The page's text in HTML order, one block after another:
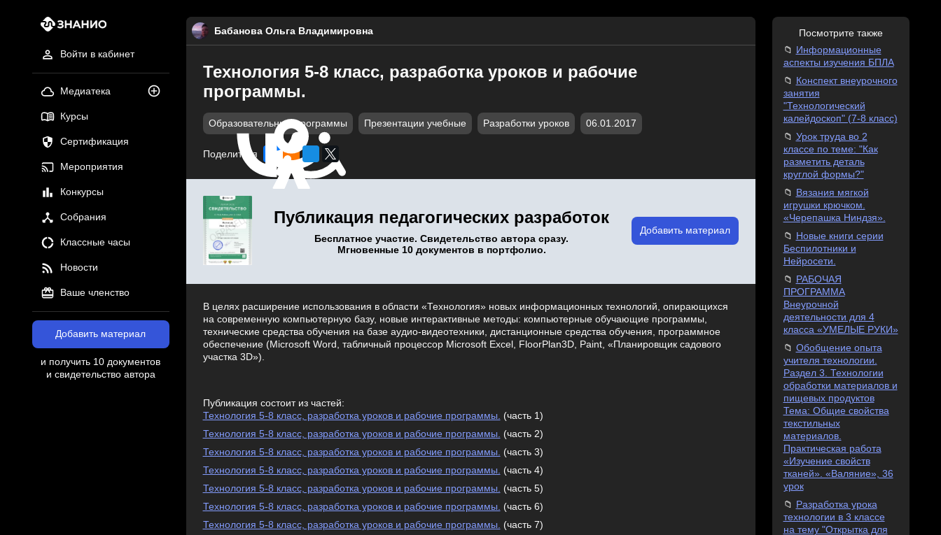
Войти в кабинет
Медиатека
Курсы
Сертификация
Мероприятия
Конкурсы
Собрания
Классные часы
Новости
Ваше членство
Добавить материал
и получить 10 документов
и свидетельство автора
Бабанова Ольга Владимировна
Технология 5-8 класс, разработка уроков и рабочие
программы.
Образовательные программы Презентации учебные Разработки уроков 06.01.2017
Поделиться
Публикация педагогических разработок
Бесплатное участие. Свидетельство автора сразу.
Мгновенные 10 документов в портфолио.
Добавить материал
В целях расширение использования в области «Технология» новых информационных технологий, опирающихся
на современную компьютерную базу, новые интерактивные методы: компьютерные обучающие программы,
технические средства обучения на базе аудио-видеотехники, дистанционные средства обучения, программное
обеспечение (Microsoft Word, табличный процессор Microsoft Excel, FloorPlan3D, Paint, «Планировщик садового
участка 3D»).
Публикация состоит из частей:
Технология 5-8 класс, разработка уроков и рабочие программы. (часть 1)
Технология 5-8 класс, разработка уроков и рабочие программы. (часть 2)
Технология 5-8 класс, разработка уроков и рабочие программы. (часть 3)
Технология 5-8 класс, разработка уроков и рабочие программы. (часть 4)
Технология 5-8 класс, разработка уроков и рабочие программы. (часть 5)
Технология 5-8 класс, разработка уроков и рабочие программы. (часть 6)
Технология 5-8 класс, разработка уроков и рабочие программы. (часть 7)
Посмотрите также
Информационные
аспекты изучения БПЛА
Конспект внеурочного
занятия
"Технологический
калейдоскоп" (7-8 класс)
Урок труда во 2
классе по теме: "Как
разметить деталь
круглой формы?"
Вязания мягкой
игрушки крючком.
«Черепашка Ниндзя».
Новые книги серии
Беспилотники и
Нейросети.
РАБОЧАЯ
ПРОГРАММА
Внеурочной
деятельности для 4
класса «УМЕЛЫЕ РУКИ»
Обобщение опыта
учителя технологии.
Раздел 3. Технологии
обработки материалов и
пищевых продуктов
Тема: Общие свойства
текстильных
материалов.
Практическая работа
«Изучение свойств
тканей». «Валяние», 36
урок
Разработка урока
технологии в 3 классе
на тему "Открытка для